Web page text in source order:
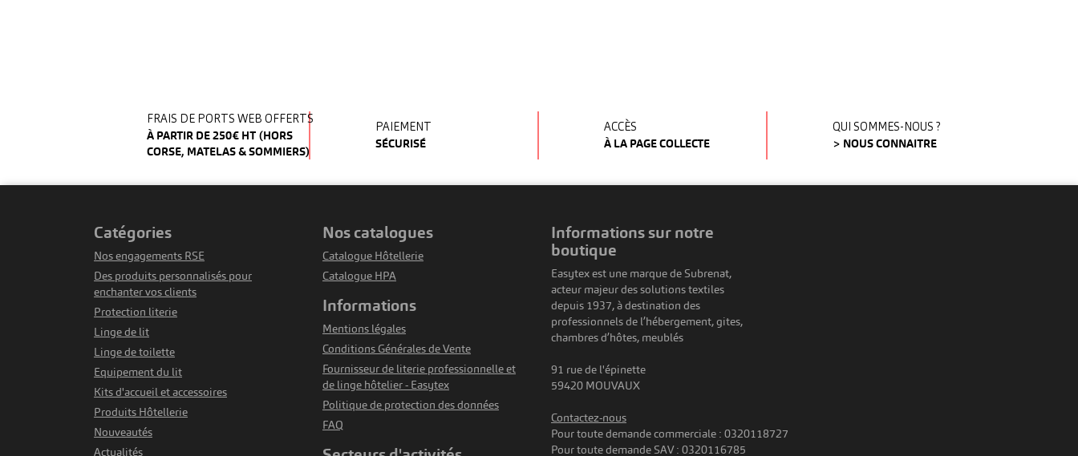
FRAIS DE PORTS WEB OFFERTS
À PARTIR DE 250€ HT (HORS
CORSE, MATELAS & SOMMIERS)
PAIEMENT
SÉCURISÉ
ACCÈS
À LA PAGE COLLECTE
QUI SOMMES-NOUS ?
> NOUS CONNAITRE
catégories
Nos engagements RSE
Des produits personnalisés pour
enchanter vos clients
Protection literie
Linge de lit
Linge de toilette
Equipement du lit
Kits d'accueil et accessoires
Produits Hôtellerie
Nouveautés
Actualités
nos catalogues
Catalogue Hôtellerie
Catalogue HPA
informations
Mentions légales
Conditions Générales de Vente
Fournisseur de literie professionnelle et
de linge hôtelier - Easytex
Politique de protection des données
FAQ
informations sur notre
boutique
Easytex est une marque de Subrenat,
acteur majeur des solutions textiles
depuis 1937, à destination des
professionnels de l’hébergement, gites,
chambres d’hôtes, meublés
91 rue de l'épinette
59420 MOUVAUX
Contactez-nous
Pour toute demande commerciale : 0320118727
Pour toute demande SAV : 0320116785